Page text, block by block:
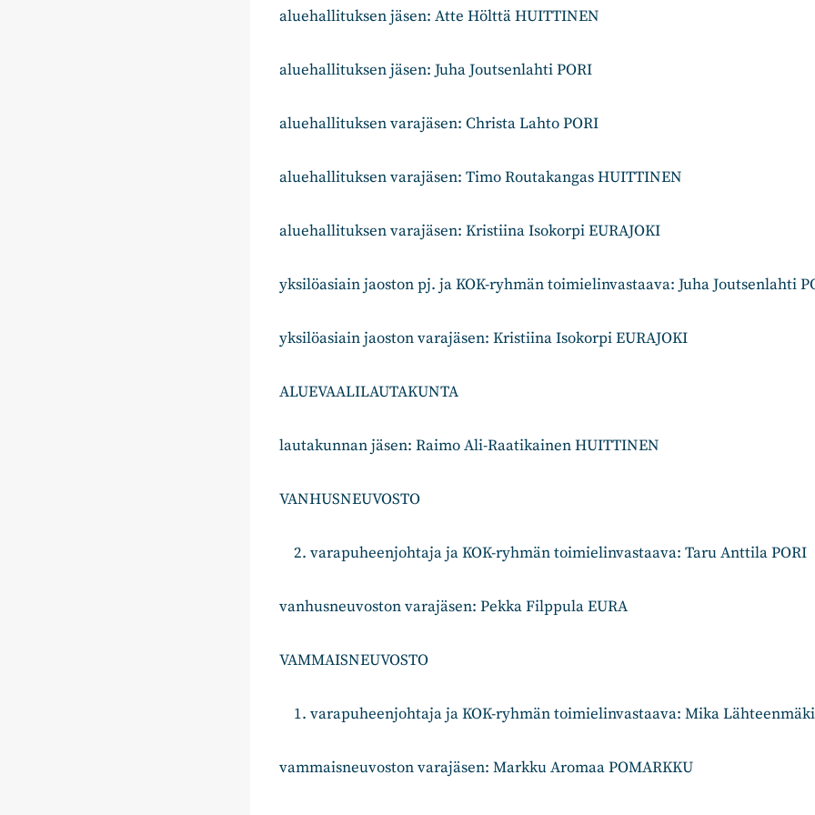
aluehallituksen jäsen: Atte Hölttä HUITTINEN
aluehallituksen jäsen: Juha Joutsenlahti PORI
aluehallituksen varajäsen: Christa Lahto PORI
aluehallituksen varajäsen: Timo Routakangas HUITTINEN
aluehallituksen varajäsen: Kristiina Isokorpi EURAJOKI
yksilöasiain jaoston pj. ja KOK-ryhmän toimielinvastaava: Juha Joutsenlahti
yksilöasiain jaoston varajäsen: Kristiina Isokorpi EURAJOKI
ALUEVAALILAUTAKUNTA
lautakunnan jäsen: Raimo Ali-Raatikainen HUITTINEN
VANHUSNEUVOSTO
varapuheenjohtaja ja KOK-ryhmän toimielinvastaava: Taru Anttila PORI
vanhusneuvoston varajäsen: Pekka Filppula EURA
VAMMAISNEUVOSTO
varapuheenjohtaja ja KOK-ryhmän toimielinvastaava: Mika
vammaisneuvoston varajäsen: Markku Aromaa POMARKKU